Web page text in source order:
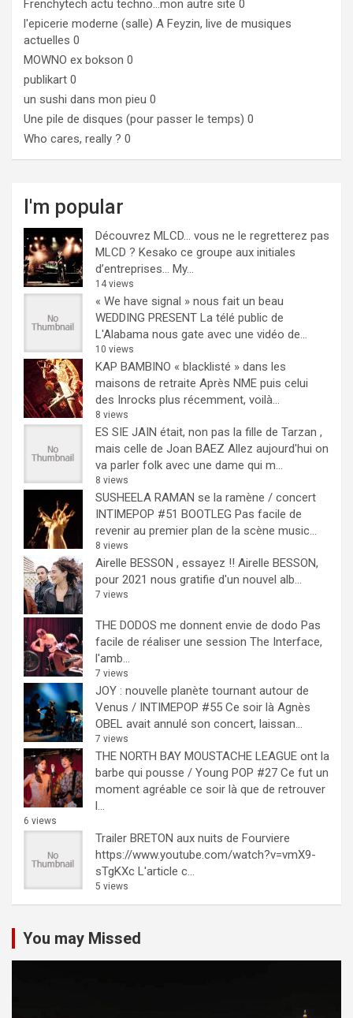
Frenchytech actu techno…mon autre site 0
l'epicerie moderne (salle) A Feyzin, live de musiques
actuelles 0
MOWNO ex bokson 0
publikart 0
un sushi dans mon pieu 0
Une pile de disques (pour passer le temps) 0
Who cares, really ? 0
I'm popular
Découvrez MLCD… vous ne le regretterez pas
MLCD ? Kesako ce groupe aux initiales
d’entreprises… My...
14 views
« We have signal » nous fait un beau
WEDDING PRESENT La télé public de
L'Alabama nous gate avec une vidéo de...
10 views
KAP BAMBINO « blacklisté » dans les
maisons de retraite Après NME puis celui
des Inrocks plus récemment, voilà...
8 views
ES SIE JAIN était, non pas la fille de Tarzan ,
mais celle de Joan BAEZ Allez aujourd'hui on
va parler folk avec une dame qui m...
8 views
SUSHEELA RAMAN se la ramène / concert
INTIMEPOP #51 BOOTLEG Pas facile de
revenir au premier plan de la scène music...
8 views
Airelle BESSON , essayez !! Airelle BESSON,
pour 2021 nous gratifie d'un nouvel alb...
7 views
THE DODOS me donnent envie de dodo Pas
facile de réaliser une session The Interface,
l'amb...
7 views
JOY : nouvelle planète tournant autour de
Venus / INTIMEPOP #55 Ce soir là Agnès
OBEL avait annulé son concert, laissan...
7 views
THE NORTH BAY MOUSTACHE LEAGUE ont la
barbe qui pousse / Young POP #27 Ce fut un
moment agréable ce soir là que de retrouver
l...
6 views
Trailer BRETON aux nuits de Fourviere
https://www.youtube.com/watch?v=vmX9-
sTgKXc L'article c...
5 views
You may Missed